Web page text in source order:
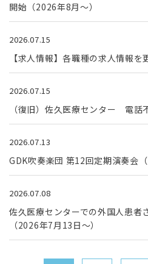
開始（2026年8月～）
2026.07.15
【求人情報】各職種の求人情報を
2026.07.15
（復旧）佐久医療センター 電話
2026.07.13
GDK吹奏楽団 第12回定期演奏会
2026.07.08
佐久医療センターでの外国人患者
（2026年7月13日～）